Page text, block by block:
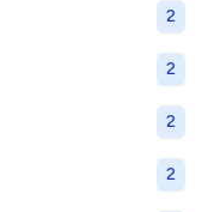
2
2
2
2